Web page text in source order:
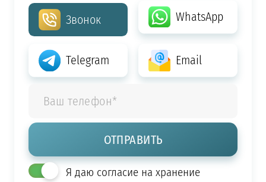
Звонок WhatsApp
Telegram Email
Я даю согласие на хранение